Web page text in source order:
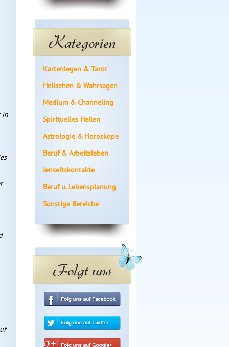
Kategorien
Kartenlegen & Tarot
Hellsehen & Wahrsagen
Medium & Channeling
Spirituelles Heilen
Astrologie & Horoskope
Beruf & Arbeitsleben
Jenseitskontakte
Beruf u. Lebensplanung
Sonstige Bereiche
Folgt uns
in